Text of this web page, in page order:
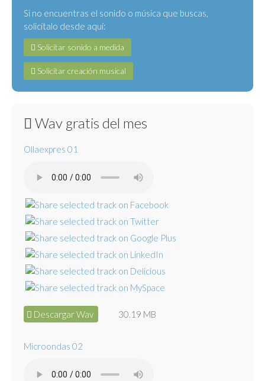
Si no encuentras el sonido o música que buscas,
solicítalo desde aquí:
Solicitar sonido a medida
Solicitar creación musical
Wav gratis del mes
Ollaexpres 01
Descargar Wav 30.19 MB
Microondas 02